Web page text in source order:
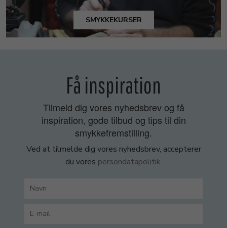
SMYKKEKURSER
Få inspiration
Tilmeld dig vores nyhedsbrev og få
inspiration, gode tilbud og tips til din
smykkefremstilling.
Ved at tilmelde dig vores nyhedsbrev, accepterer
du vores persondatapolitik.